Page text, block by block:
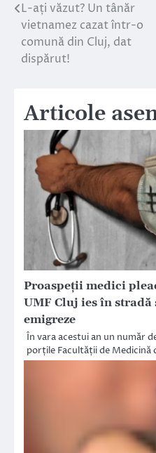
Navigare
în
articole
L-ați văzut? Un tânăr
vietnamez cazat într-o
comună din Cluj, dat
dispărut!
Articole
Proaspeții medici
UMF Cluj ies în stradă
emigreze
În vara acestui an un număr
porțile Facultății de Medicină